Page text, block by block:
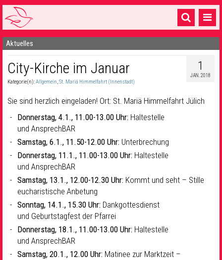
Startseite
1 Pfarrei
16 Gemeinden & mehr
Gottesdienste & Sinnsuche
Sakramente & Feste
Gemeinschaft & Soziales
Musik& Kultur
Seelsorge & Kontakt
Aktuelles
1
JAN. 2018
City-Kirche im Januar
Kategorie(n):Allgemein,St. Mariä Himmelfahrt (Innenstadt)
Sie sind herzlich eingeladen! Ort: St. Mariä Himmelfahrt Jülich
Donnerstag, 4.1., 11.00-13.00 Uhr: Haltestelle
und AnsprechBAR
Samstag, 6.1., 11.50-12.00 Uhr: Unterbrechung
Donnerstag, 11.1., 11.00-13.00 Uhr: Haltestelle
und AnsprechBAR
Samstag, 13.1., 12.00-12.30 Uhr: Kommt und seht – Stille
eucharistische Anbetung
Sonntag, 14.1., 15.30 Uhr: Dankgottesdienst
und Geburtstagfest der Pfarrei
Donnerstag, 18.1., 11.00-13.00 Uhr: Haltestelle
und AnsprechBAR
Samstag, 20.1., 12.00 Uhr: Matinee zur Marktzeit –